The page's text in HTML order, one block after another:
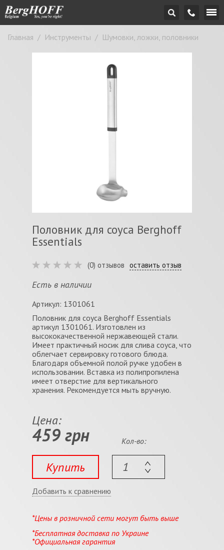
Главная / Инструменты / Шумовки, ложки, половники
Половник для соуса Berghoff
Essentials
(0) отзывов оставить отзыв
Есть в наличии
Артикул: 1301061
Половник для соуса Berghoff Essentials
артикул 1301061. Изготовлен из
высококачественной нержавеющей стали.
Имеет практичный носик для слива соуса, что
облегчает сервировку готового блюда.
Благодаря объемной полой ручке удобен в
использовании. Вставка из полипропилена
имеет отверстие для вертикального
хранения. Рекомендуется мыть вручную.
Цена:
459 грн
Купить
Кол-во:
Добавить к сравнению
*Цены в розничной сети могут быть выше
*Бесплатная доставка по Украине
*Официальная гарантия